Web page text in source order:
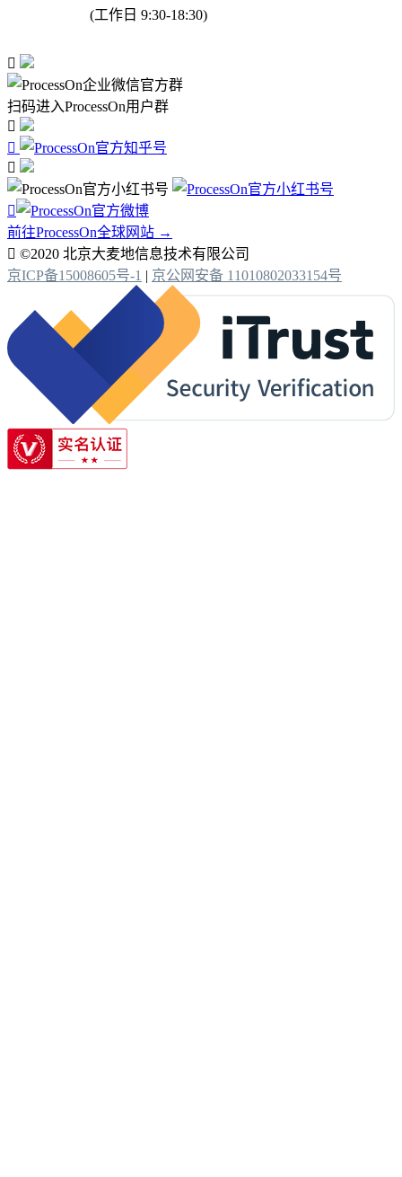
(工作日 9:30-18:30)

扫码进入ProcessOn用户群




前往ProcessOn全球网站 →
 ©2020 北京大麦地信息技术有限公司
京ICP备15008605号-1 | 京公网安备 11010802033154号